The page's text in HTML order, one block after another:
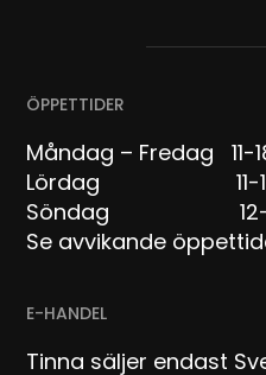
ÖPPETTIDER
Måndag – Fredag 11-
Lördag 11-
Söndag 12-
Se avvikande
E-HANDEL
Tinna säljer endast